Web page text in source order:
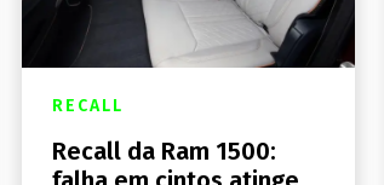
RECALL
Recall da Ram 1500: